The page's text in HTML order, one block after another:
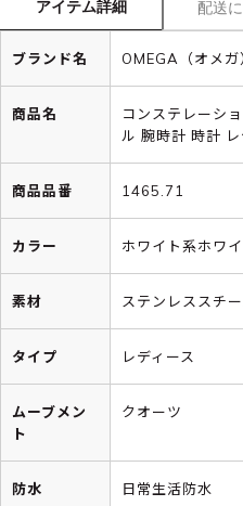
アイテム詳細 配送
ブランド名 OMEGA（オメガ
商品名
コンステレーシ
ル 腕時計 時計
商品品番 1465.71
カラー ホワイト系ホワ
素材 ステンレススチ
タイプ レディース
ムーブメン
ト
クオーツ
防水 日常生活防水